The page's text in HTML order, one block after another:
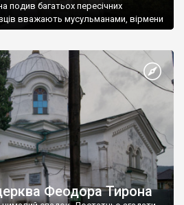
подив багатьох пересічних
вважають мусульманами, вірмени
Феодора Тирона